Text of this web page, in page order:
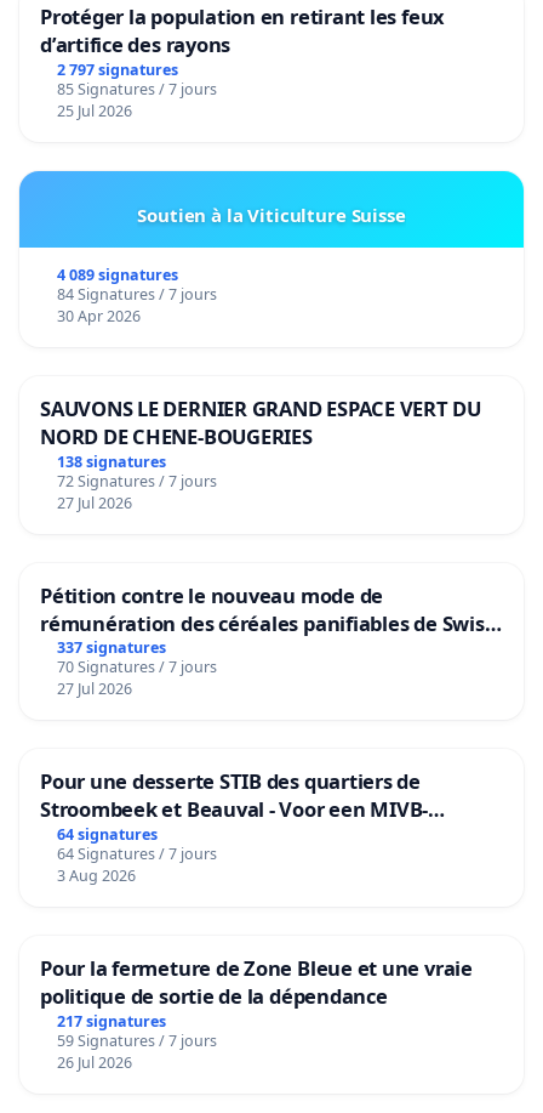
Protéger la population en retirant les feux
d’artifice des rayons
2 797 signatures
85 Signatures / 7 jours
25 Jul 2026
Soutien à la Viticulture Suisse
4 089 signatures
84 Signatures / 7 jours
30 Apr 2026
SAUVONS LE DERNIER GRAND ESPACE VERT DU
NORD DE CHENE-BOUGERIES
138 signatures
72 Signatures / 7 jours
27 Jul 2026
Pétition contre le nouveau mode de
rémunération des céréales panifiables de Swiss
granum basé sur la teneur en protéines
337 signatures
70 Signatures / 7 jours
27 Jul 2026
Pour une desserte STIB des quartiers de
Stroombeek et Beauval - Voor een MIVB-
bediening van de wijken Strombeek en Het
Voor
64 signatures
64 Signatures / 7 jours
3 Aug 2026
Pour la fermeture de Zone Bleue et une vraie
politique de sortie de la dépendance
217 signatures
59 Signatures / 7 jours
26 Jul 2026